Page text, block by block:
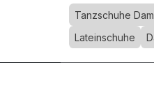
Tanzschuhe
Lateinschuhe